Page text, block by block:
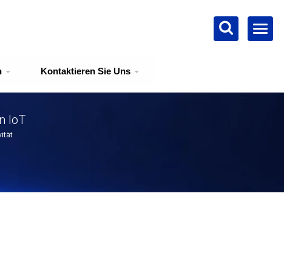
Kontaktieren Sie Uns
IoT